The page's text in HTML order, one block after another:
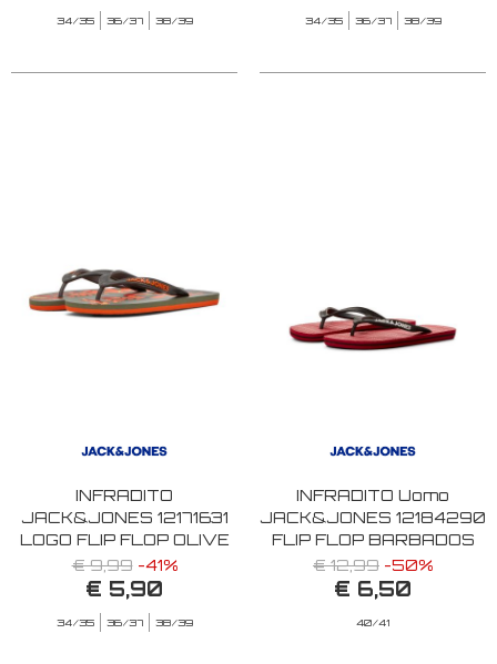
34/35 36/37 38/39 34/35 36/37 38/39
INFRADITO
JACK&JONES 12171631
LOGO FLIP FLOP OLIVE
NIGHT
€ 9,99 -41%
€ 5,90
34/35 36/37 38/39
INFRADITO Uomo
JACK&JONES 12184290
FLIP FLOP BARBADOS
CHERRY
€ 12,99 -50%
€ 6,50
40/41